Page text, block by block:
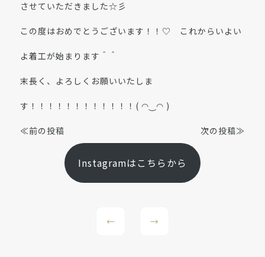
させていただきました☆彡
この度はおめでとうございます！！♡ これからいよい
よ着工が始まります＾＾
末長く、よろしくお願いいたしま
す！！！！！！！！！！！！( ◠‿◠ )
≪前の投稿 次の投稿≫
Instagramはこちらから
← →